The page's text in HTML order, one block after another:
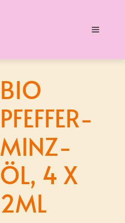
Menü
BIO
PFEFFER­
MINZ­
ÖL, 4 X
2ML